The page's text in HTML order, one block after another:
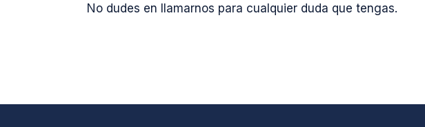
No dudes en llamarnos para cualquier duda que tengas.